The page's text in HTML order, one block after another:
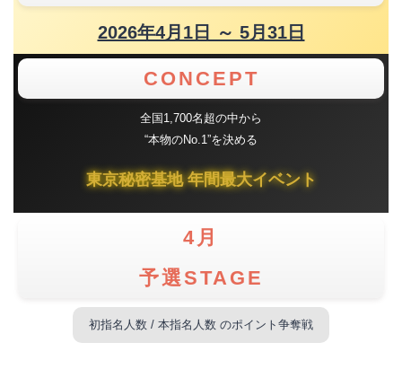
2026年4月1日 ～ 5月31日
CONCEPT
全国1,700名超の中から
“本物のNo.1”を決める
東京秘密基地 年間最大イベント
4月
予選STAGE
初指名人数 / 本指名人数 のポイント争奪戦